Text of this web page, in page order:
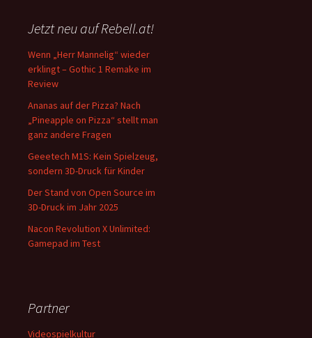
Jetzt neu auf Rebell.at!
Wenn „Herr Mannelig“ wieder
erklingt – Gothic 1 Remake im
Review
Ananas auf der Pizza? Nach
„Pineapple on Pizza“ stellt man
ganz andere Fragen
Geeetech M1S: Kein Spielzeug,
sondern 3D-Druck für Kinder
Der Stand von Open Source im
3D-Druck im Jahr 2025
Nacon Revolution X Unlimited:
Gamepad im Test
Partner
Videospielkultur